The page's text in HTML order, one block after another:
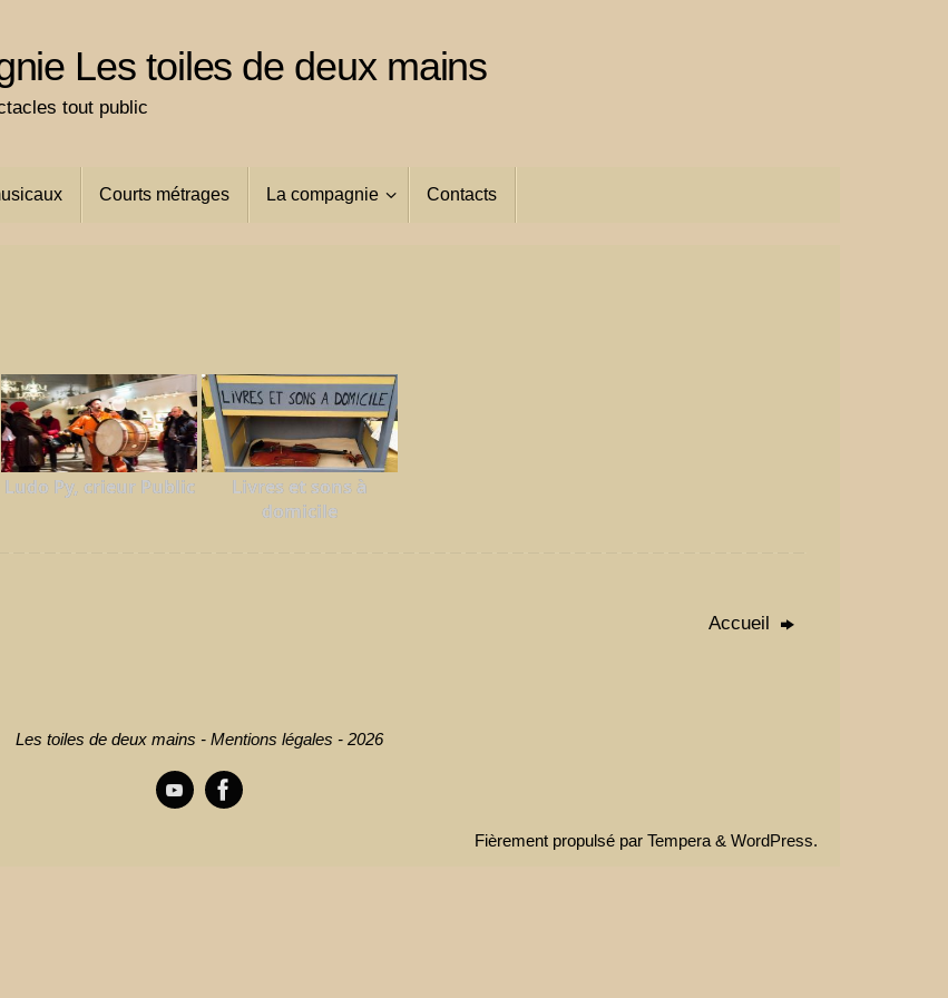
Les toiles de deux mains
tout public
Courts métrages La compagnie Contacts
Ludo Py, crieur Public
Livres et sons à
domicile
Accueil
Les toiles de deux mains - Mentions légales - 2026
Fièrement propulsé par Tempera & WordPress.